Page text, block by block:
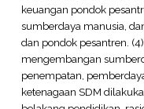
keuangan pondok
sumberdaya manusia,
dan pondok pesantren.
mengembangan
penempatan,
ketenagaan SDM